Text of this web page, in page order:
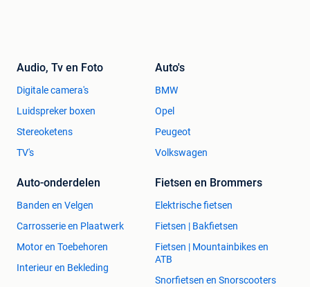
Audio, Tv en Foto
Digitale camera's
Luidspreker boxen
Stereoketens
TV's
Auto's
BMW
Opel
Peugeot
Volkswagen
Auto-onderdelen
Banden en Velgen
Carrosserie en Plaatwerk
Motor en Toebehoren
Interieur en Bekleding
Fietsen en Brommers
Elektrische fietsen
Fietsen | Bakfietsen
Fietsen | Mountainbikes en
ATB
Snorfietsen en Snorscooters